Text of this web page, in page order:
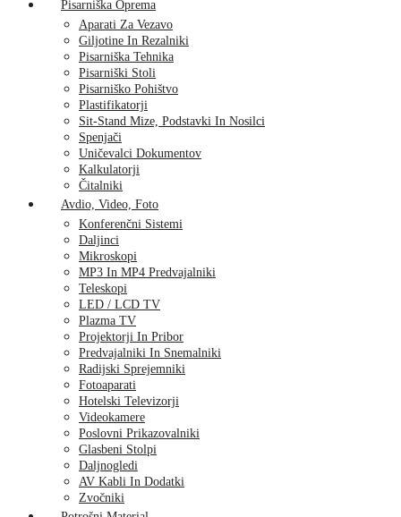
Pisarniška Oprema
Aparati Za Vezavo
Giljotine In Rezalniki
Pisarniška Tehnika
Pisarniški Stoli
Pisarniško Pohištvo
Plastifikatorji
Sit-Stand Mize, Podstavki In Nosilci
Spenjači
Uničevalci Dokumentov
Kalkulatorji
Čitalniki
Avdio, Video, Foto
Konferenčni Sistemi
Daljinci
Mikroskopi
MP3 In MP4 Predvajalniki
Teleskopi
LED / LCD TV
Plazma TV
Projektorji In Pribor
Predvajalniki In Snemalniki
Radijski Sprejemniki
Fotoaparati
Hotelski Televizorji
Videokamere
Poslovni Prikazovalniki
Glasbeni Stolpi
Daljnogledi
AV Kabli In Dodatki
Zvočniki